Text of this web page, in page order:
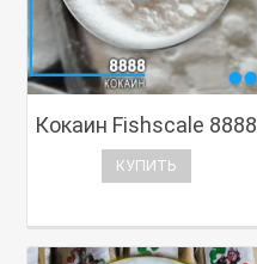
Кокаин Fishscale 8888
КУПИТЬ